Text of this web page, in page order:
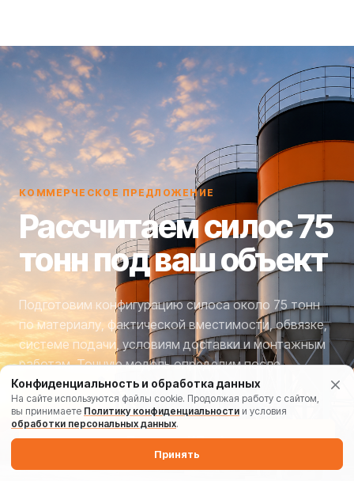
КОММЕРЧЕСКОЕ ПРЕДЛОЖЕНИЕ
Рассчитаем силос 75
тонн под ваш объект
Подготовим конфигурацию силоса около 75 тонн
по материалу, фактической вместимости, обвязке,
системе подачи, условиям доставки и монтажным
работам. Точную модель определим после
получения исходных данных.
Получить КП →
Конфиденциальность и обработка данных
На сайте используются файлы cookie. Продолжая работу с сайтом,
вы принимаете Политику конфиденциальности и условия
обработки персональных данных.
Принять